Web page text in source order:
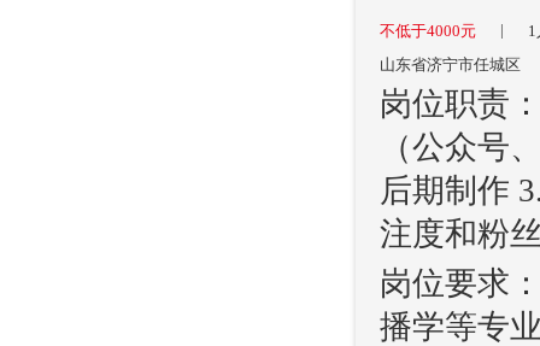
不低于4000元 |
1
山东省济宁市任城区
岗位职责
（公众号
后期制作
注度和粉
岗位要求
播学等专